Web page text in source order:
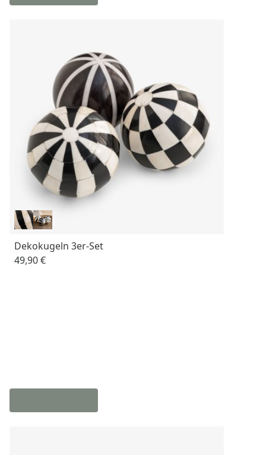
Dekokugeln 3er-Set
49,90 €